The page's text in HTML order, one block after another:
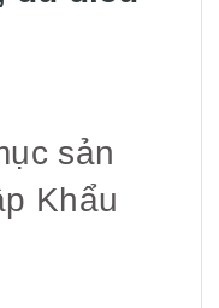
sản
Khẩu